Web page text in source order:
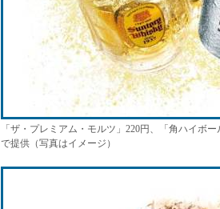
「ザ・プレミアム・モルツ」220円、「角ハイボ
で提供（写真はイメージ）